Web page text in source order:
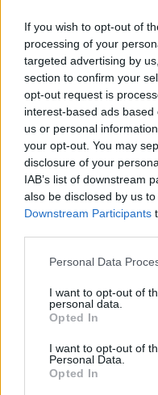
If you wish to opt-out of
processing of your
targeted advertising by
section to confirm your
opt-out request is
interest-based ads
us or personal
your opt-out. You may
disclosure of your
IAB’s list of downstream
also be disclosed by us
Downstream Participants
Please note that this
not limited to your visit or
grant or deny consent to
use your data for below
consent section.
Personal Data
I want to opt-out of
personal data.
Opted In
I want to opt-out of
Personal Data.
Opted In
5 diétásnak
pakol Rád!
Így lehet
Egy
variálható és
EGÉSZSÉGES ÉDESSÉGEK